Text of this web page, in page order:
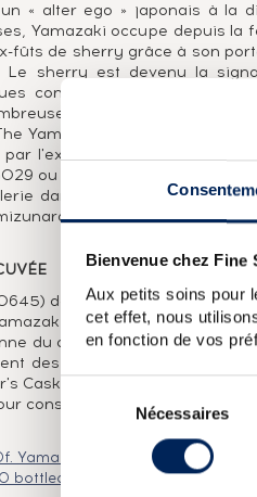
Bienvenue chez Fine
Aux petits soins pour
cet effet, nous
en fonction de vos
du
consentement
Nécessaires
« alter ego » japonais à la
Yamazaki occupe depuis
fûts de sherry grâce à son
Le sherry est devenu la
consacrer un savoir-
versions de type
Yamazaki Elephant Private
l'excellence de son
ou encore par ses
dans le mariage de fûts
comme The Yamazaki
de Yamazaki distillé en
est particulièrement
du choix des arbres à celui
des fûts exceptionnels
Cask. Le succès
conséquence l'interruption
Yamazaki 1984 Of. 25th
bottled 2012 LMDW The Private